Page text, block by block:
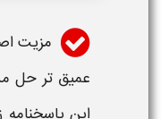
مزیت
عمیق تر حل